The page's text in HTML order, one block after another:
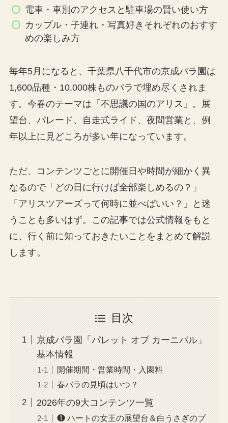
電車・車別のアクセスと駐車場の賢い使い方
カップル・子連れ・写真好きそれぞれのおすす
めの楽しみ方
毎年5月になると、千葉県八千代市の京成バラ園は
1,600品種・10,000株ものバラで埋め尽くされま
す。今春のテーマは「不思議の国のアリス」。展
望台、パレード、自走式ライド、夜間営業と、例
年以上に見どころが多い年になっています。
ただ、コンテンツごとに開催日や時間が細かく異
なるので「どの日に行けば全部楽しめるの？」
「アリスツアーズって何時に並べばいい？」と迷
うことも多いはず。この記事では公式情報をもと
に、行く前に知っておきたいことをまとめて解説
します。
目次
京成バラ園「パレット オブ カーニバル」
基本情報
開催期間・営業時間・入園料
春バラの見頃はいつ？
2026年の9大コンテンツ一覧
❶ ハートの女王の展望台＆白うさぎのブ